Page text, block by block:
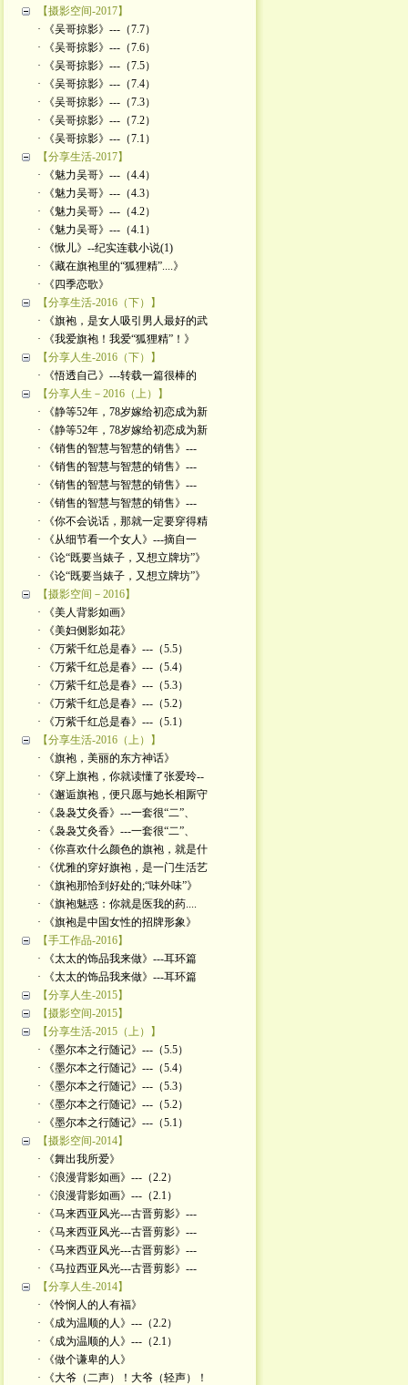
【摄影空间-2017】
· 《吴哥掠影》---（7.7）
· 《吴哥掠影》---（7.6）
· 《吴哥掠影》---（7.5）
· 《吴哥掠影》---（7.4）
· 《吴哥掠影》---（7.3）
· 《吴哥掠影》---（7.2）
· 《吴哥掠影》---（7.1）
【分享生活-2017】
· 《魅力吴哥》---（4.4）
· 《魅力吴哥》---（4.3）
· 《魅力吴哥》---（4.2）
· 《魅力吴哥》---（4.1）
· 《惞儿》--纪实连载小说(1)
· 《藏在旗袍里的“狐狸精”....》
· 《四季恋歌》
【分享生活-2016（下）】
· 《旗袍，是女人吸引男人最好的武
· 《我爱旗袍！我爱“狐狸精”！》
【分享人生-2016（下）】
· 《悟透自己》---转载一篇很棒的
【分享人生－2016（上）】
· 《静等52年，78岁嫁给初恋成为新
· 《静等52年，78岁嫁给初恋成为新
· 《销售的智慧与智慧的销售》---
· 《销售的智慧与智慧的销售》---
· 《销售的智慧与智慧的销售》---
· 《销售的智慧与智慧的销售》---
· 《你不会说话，那就一定要穿得精
· 《从细节看一个女人》---摘自一
· 《论“既要当婊子，又想立牌坊”》
· 《论“既要当婊子，又想立牌坊”》
【摄影空间－2016】
· 《美人背影如画》
· 《美妇侧影如花》
· 《万紫千红总是春》---（5.5）
· 《万紫千红总是春》---（5.4）
· 《万紫千红总是春》---（5.3）
· 《万紫千红总是春》---（5.2）
· 《万紫千红总是春》---（5.1）
【分享生活-2016（上）】
· 《旗袍，美丽的东方神话》
· 《穿上旗袍，你就读懂了张爱玲--
· 《邂逅旗袍，便只愿与她长相厮守
· 《袅袅艾灸香》---一套很“二”、
· 《袅袅艾灸香》---一套很“二”、
· 《你喜欢什么颜色的旗袍，就是什
· 《优雅的穿好旗袍，是一门生活艺
· 《旗袍那恰到好处的;“味外味”》
· 《旗袍魅惑：你就是医我的药....
· 《旗袍是中国女性的招牌形象》
【手工作品-2016】
· 《太太的饰品我来做》---耳环篇
· 《太太的饰品我来做》---耳环篇
【分享人生-2015】
【摄影空间-2015】
【分享生活-2015（上）】
· 《墨尔本之行随记》---（5.5）
· 《墨尔本之行随记》---（5.4）
· 《墨尔本之行随记》---（5.3）
· 《墨尔本之行随记》---（5.2）
· 《墨尔本之行随记》---（5.1）
【摄影空间-2014】
· 《舞出我所爱》
· 《浪漫背影如画》---（2.2）
· 《浪漫背影如画》---（2.1）
· 《马来西亚风光---古晋剪影》---
· 《马来西亚风光---古晋剪影》---
· 《马来西亚风光---古晋剪影》---
· 《马拉西亚风光---古晋剪影》---
【分享人生-2014】
· 《怜悯人的人有福》
· 《成为温顺的人》---（2.2）
· 《成为温顺的人》---（2.1）
· 《做个谦卑的人》
· 《大爷（二声）！大爷（轻声）！